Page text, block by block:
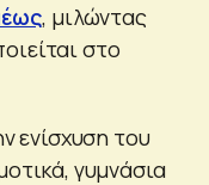
, μιλώντας
στο
ενίσχυση του
γυμνάσια